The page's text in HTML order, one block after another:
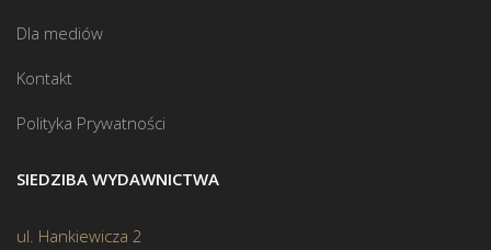
Dla mediów
Kontakt
Polityka Prywatności
SIEDZIBA WYDAWNICTWA
ul. Hankiewicza 2